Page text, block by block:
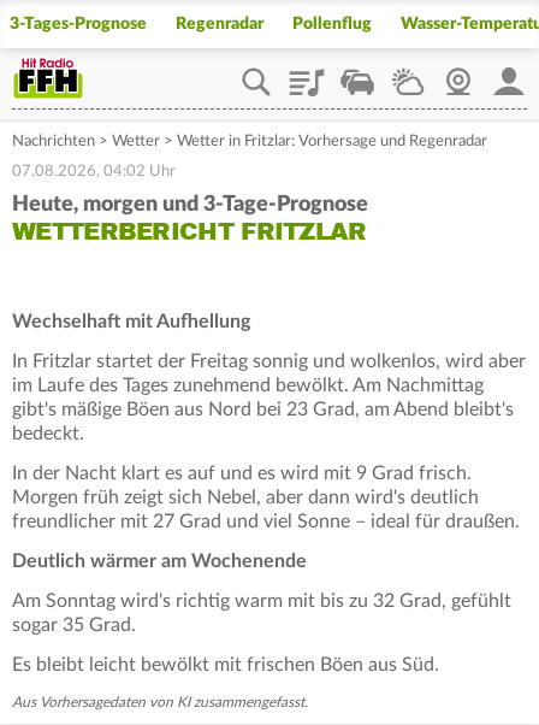
3-Tages-Prognose Regenradar Pollenflug Wasser-
PlaylistStaupilotWetterWebcam
Nachrichten > Wetter > Wetter in Fritzlar: Vorhersage und Regenradar
07.08.2026, 04:02 Uhr
Heute, morgen und 3-Tage-Prognose
WETTERBERICHT FRITZLAR
Wechselhaft mit Aufhellung
In Fritzlar startet der Freitag sonnig und wolkenlos, wird aber
im Laufe des Tages zunehmend bewölkt. Am Nachmittag
gibt's mäßige Böen aus Nord bei 23 Grad, am Abend bleibt's
bedeckt.
In der Nacht klart es auf und es wird mit 9 Grad frisch.
Morgen früh zeigt sich Nebel, aber dann wird's deutlich
freundlicher mit 27 Grad und viel Sonne – ideal für draußen.
Deutlich wärmer am Wochenende
Am Sonntag wird's richtig warm mit bis zu 32 Grad, gefühlt
sogar 35 Grad.
Es bleibt leicht bewölkt mit frischen Böen aus Süd.
Aus Vorhersagedaten von KI zusammengefasst.